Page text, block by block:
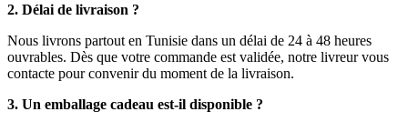
2. Délai de livraison ?
Nous livrons partout en Tunisie dans un délai de 24 à 48 heures
ouvrables. Dès que votre commande est validée, notre livreur vous
contacte pour convenir du moment de la livraison.
3. Un emballage cadeau est-il disponible ?